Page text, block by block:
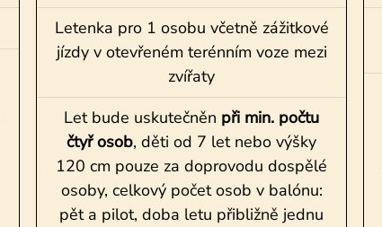
Letenka pro 1 osobu včetně zážitkové
jízdy v otevřeném terénním voze mezi
zvířaty
Let bude uskutečněn při min. počtu
čtyř osob, děti od 7 let nebo výšky
120 cm pouze za doprovodu dospělé
osoby, celkový počet osob v balónu:
pět a pilot, doba letu přibližně jednu